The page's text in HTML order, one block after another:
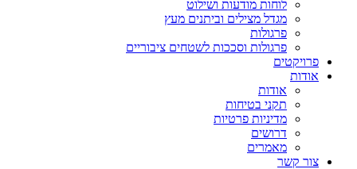
לוחות מודעות ושילוט
מגדל מצילים וביתנים מעץ
פרגולות
פרגולות וסככות לשטחים ציבוריים
פרויקטים
אודות
אודות
תקני בטיחות
מדיניות פרטיות
דרושים
מאמרים
צור קשר